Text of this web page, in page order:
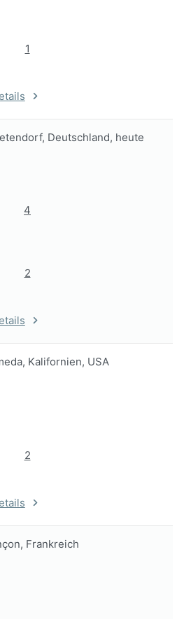
1
Deutschland, heute
4
2
Kalifornien, USA
2
Frankreich